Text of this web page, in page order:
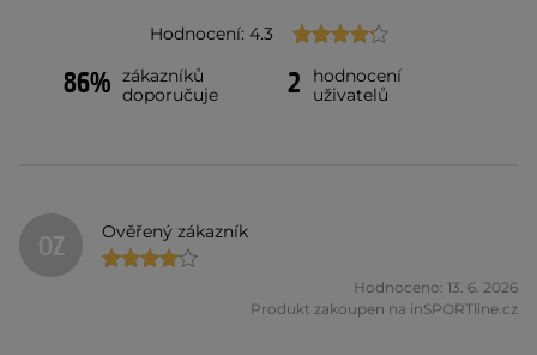
Hodnocení: 4.3
86% zákazníků
doporučuje
2
hodnocení
uživatelů
OZ Ověřený zákazník
Hodnoceno: 13. 6. 2026
Produkt zakoupen na inSPORTline.cz